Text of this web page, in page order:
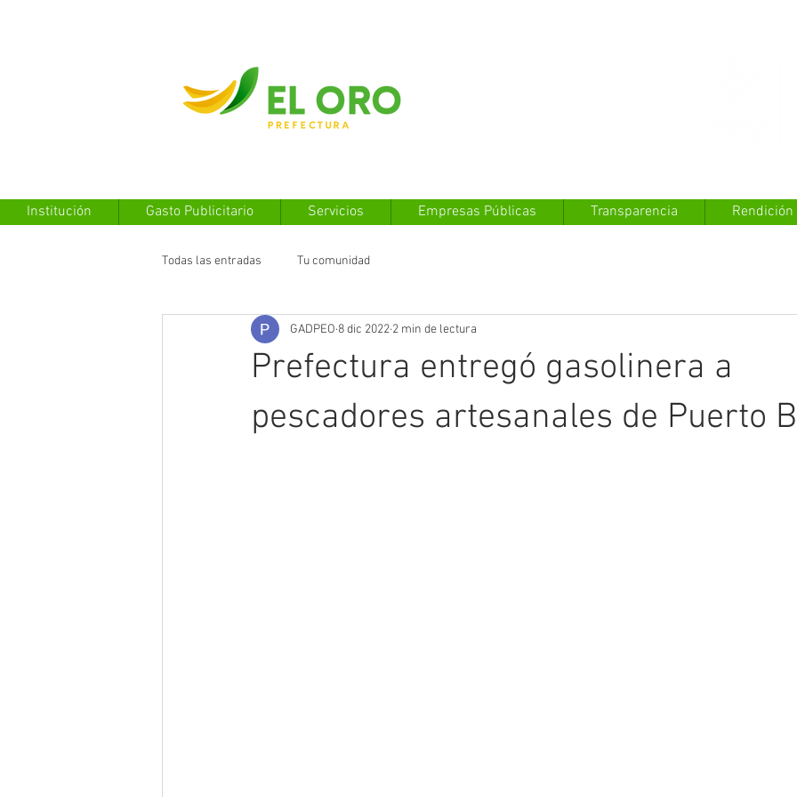
Institución Gasto Publicitario Servicios Empresas Públicas Transparencia
Todas las entradas Tu comunidad
Prefectura entregó gasolinera a
pescadores artesanales de Puerto
GADPEO 8 dic 2022 2 min de lectura